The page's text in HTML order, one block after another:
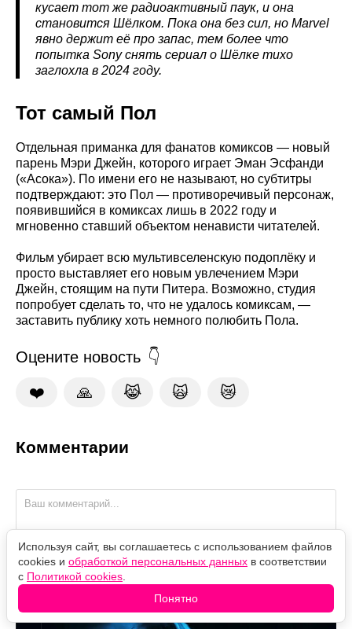
кусает тот же радиоактивный паук, и она
становится Шёлком. Пока она без сил, но Marvel
явно держит её про запас, тем более что
попытка Sony снять сериал о Шёлке тихо
заглохла в 2024 году.
Тот самый Пол
Отдельная приманка для фанатов комиксов — новый
парень Мэри Джейн, которого играет Эман Эсфанди
(«Асока»). По имени его не называют, но субтитры
подтверждают: это Пол — противоречивый персонаж,
появившийся в комиксах лишь в 2022 году и
мгновенно ставший объектом ненависти читателей.
Фильм убирает всю мультивселенскую подоплёку и
просто выставляет его новым увлечением Мэри
Джейн, стоящим на пути Питера. Возможно, студия
попробует сделать то, что не удалось комиксам, —
заставить публику хоть немного полюбить Пола.
Оцените новость
❤️ 🙏 😹 🙀 😿
Комментарии
"М3ГАН 2.0" казалась дном, но нашёлся фильм ещё
Используя сайт, вы соглашаетесь с использованием файлов
cookies и обработкой персональных данных в соответствии
с Политикой cookies
Понятно